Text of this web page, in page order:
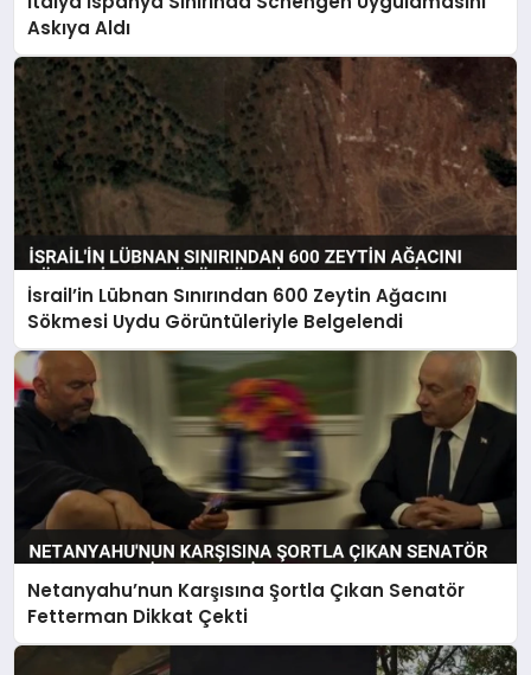
Askıya Aldı
İsrail’in Lübnan Sınırından 600 Zeytin Ağacını
Sökmesi Uydu Görüntüleriyle Belgelendi
Netanyahu’nun Karşısına Şortla Çıkan Senatör
Fetterman Dikkat Çekti